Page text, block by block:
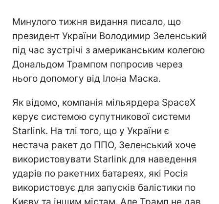
Минулого тижня видання писало, що
президент України Володимир Зеленський
під час зустрічі з американським колегою
Дональдом Трампом попросив через
нього допомогу від Ілона Маска.
Як відомо, компанія мільярдера SpaceX
керує системою супутникової системи
Starlink. На тлі того, що у України є
нестача ракет до ППО, Зеленський хоче
використовувати Starlink для наведення
ударів по ракетних батареях, які Росія
використовує для запусків балістики по
Києву та іншим містам. Але Трамп не дав